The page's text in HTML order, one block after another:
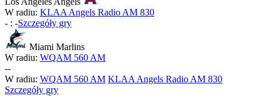
W radiu: KLAA Angels Radio AM 830
- : -Szczegóły gry
Miami Marlins
W radiu: WQAM 560 AM
--
W radiu: WQAM 560 AM KLAA Angels Radio AM 830
Szczegóły gry